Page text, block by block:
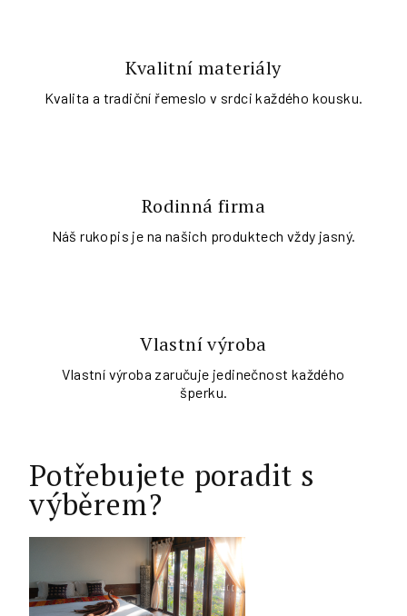
Kvalitní materiály
Kvalita a tradiční řemeslo v srdci každého kousku.
Rodinná firma
Náš rukopis je na našich produktech vždy jasný.
Vlastní výroba
Vlastní výroba zaručuje jedinečnost každého
šperku.
Potřebujete poradit s
výběrem?